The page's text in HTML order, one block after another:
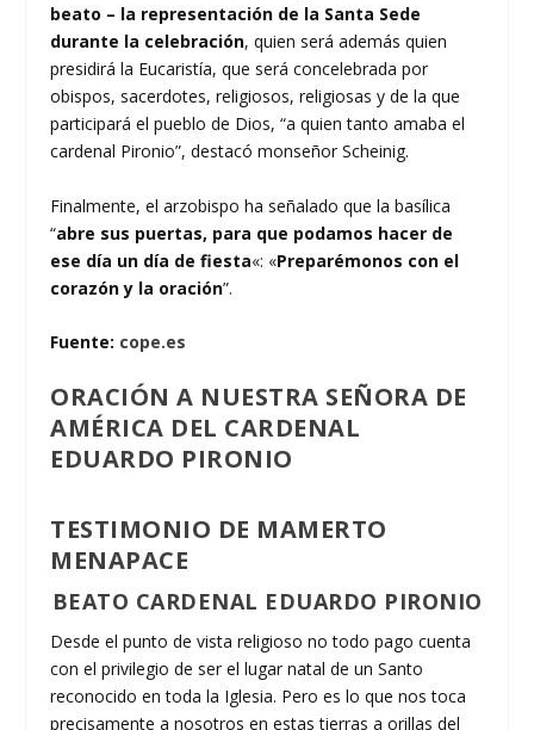
beato – la representación de la Santa Sede
durante la celebración, quien será además quien
presidirá la Eucaristía, que será concelebrada por
obispos, sacerdotes, religiosos, religiosas y de la que
participará el pueblo de Dios, “a quien tanto amaba el
cardenal Pironio”, destacó monseñor Scheinig.
Finalmente, el arzobispo ha señalado que la basílica
“abre sus puertas, para que podamos hacer de
ese día un día de fiesta«: «Preparémonos con el
corazón y la oración”.
Fuente: cope.es
ORACIÓN A NUESTRA SEÑORA DE
AMÉRICA DEL CARDENAL
EDUARDO PIRONIO
TESTIMONIO DE MAMERTO
MENAPACE
BEATO CARDENAL EDUARDO PIRONIO
Desde el punto de vista religioso no todo pago cuenta
con el privilegio de ser el lugar natal de un Santo
reconocido en toda la Iglesia. Pero es lo que nos toca
precisamente a nosotros en estas tierras a orillas del